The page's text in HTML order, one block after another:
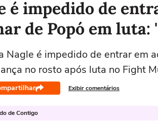
é impedido de
de Popó em luta:
Nagle é impedido de entrar em
no rosto após luta no Fight
Exibir comentários
de Contigo